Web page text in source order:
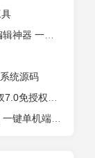
键式AI加持
统源码
陆+大唐盛世【站长亲测】
安卓 iOS 双端带教程